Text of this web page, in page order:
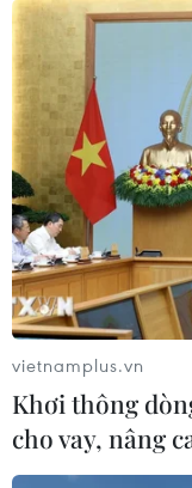
lượng vũ trang
Bước chân
vietnamplus.vn
Khơi thông
cho vay, nâng